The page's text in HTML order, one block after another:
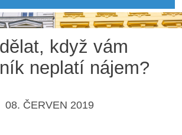
když vám
neplatí nájem?
08. ČERVEN 2019